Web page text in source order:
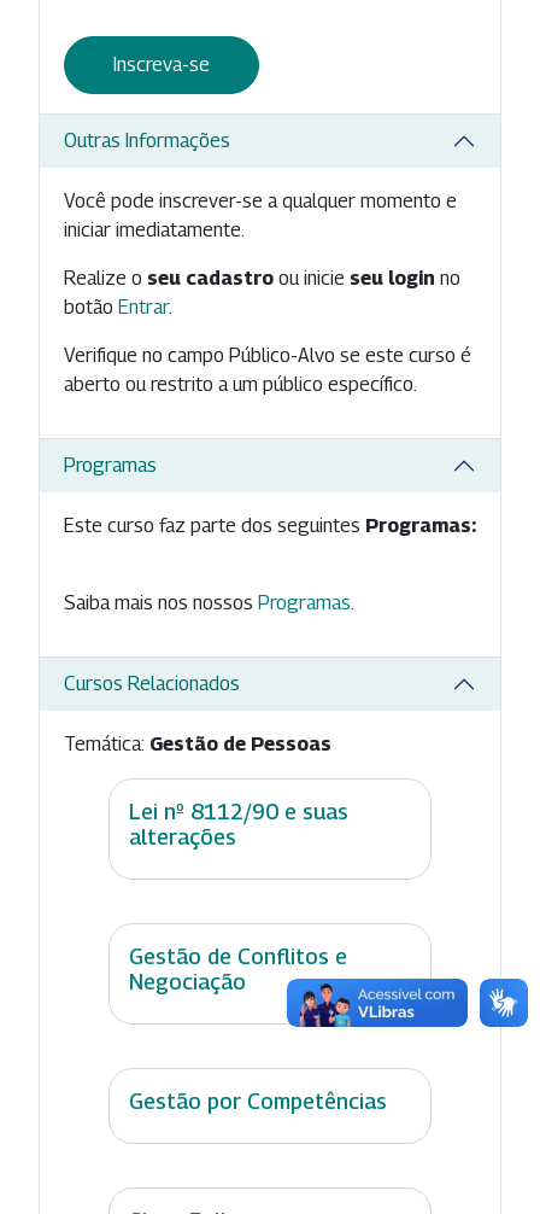
Inscreva-se
Outras Informações
Você pode inscrever-se a qualquer momento e
iniciar imediatamente.
Realize o seu cadastro ou inicie seu login no
botão Entrar.
Verifique no campo Público-Alvo se este curso é
aberto ou restrito a um público específico.
Programas
Este curso faz parte dos seguintes Programas:
Saiba mais nos nossos Programas
Cursos Relacionados
Temática: Gestão de Pessoas
Lei nº 8112/90 e suas
alterações
Gestão de Conflitos e
Negociação
Gestão por Competências